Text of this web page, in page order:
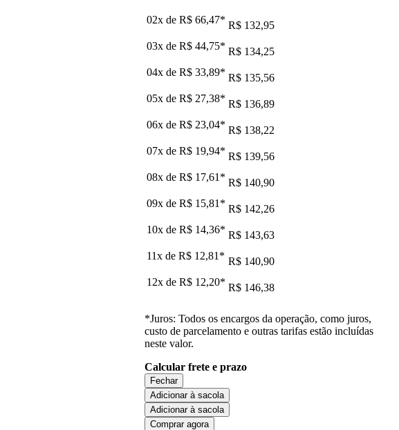
02x de R$ 66,47* R$ 132,95
03x de R$ 44,75* R$ 134,25
04x de R$ 33,89* R$ 135,56
05x de R$ 27,38* R$ 136,89
06x de R$ 23,04* R$ 138,22
07x de R$ 19,94* R$ 139,56
08x de R$ 17,61 * R$ 140,90
09x de R$ 15,81 * R$ 142,26
10x de R$ 14,36* R$ 143,63
11x de R$ 12,81 * R$ 140,90
12x de R$ 12,20* R$ 146,38
*Juros: Todos os encargos da operação, como juros,
custo de parcelamento e outras tarifas estão incluídas
neste valor.
Calcular frete e prazo
Fechar
Adicionar à sacola
Adicionar à sacola
Comprar agora